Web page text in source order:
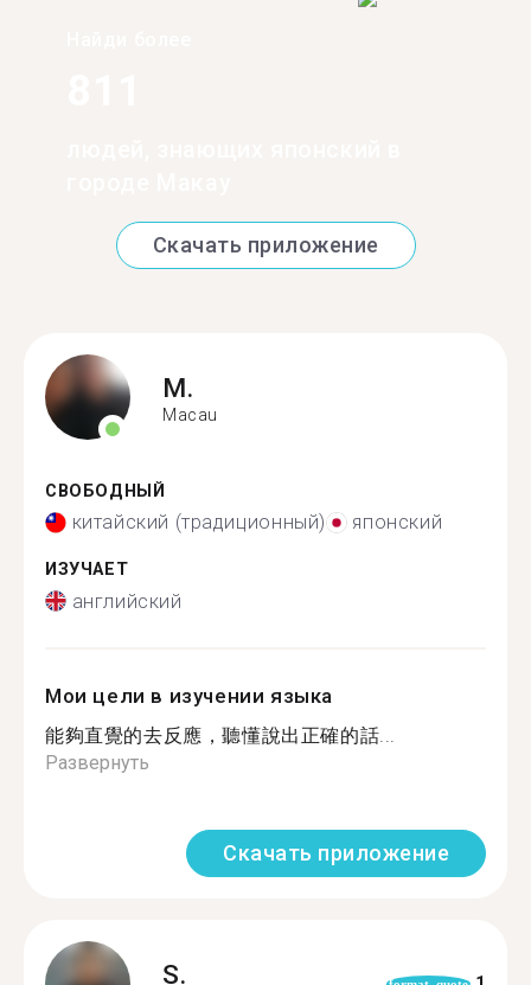
Скачать приложение
M.
Macau
СВОБОДНЫЙ
китайский (традиционный) японский
ИЗУЧАЕТ
английский
Мои цели в изучении языка
能夠直覺的去反應，聽懂說出正確的話...
Развернуть
Скачать приложение
S.